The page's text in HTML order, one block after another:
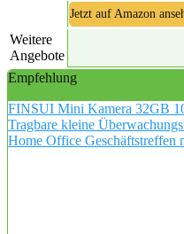
Jetzt auf Amazon
Weitere
Angebote
Empfehlung
FINSUI Mini Kamera 32GB
Tragbare kleine
Home Office Geschäftstreffen